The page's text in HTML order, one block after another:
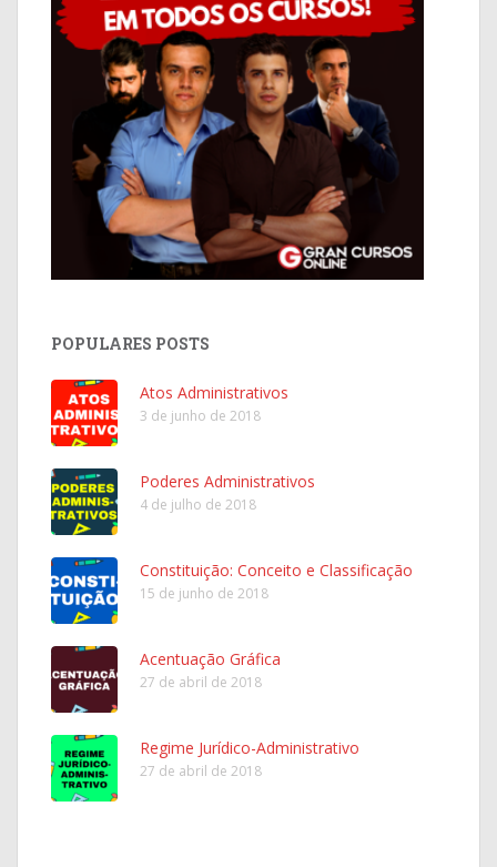
POPULARES POSTS
Atos Administrativos
3 de junho de 2018
Poderes Administrativos
4 de julho de 2018
Constituição: Conceito e Classificação
15 de junho de 2018
Acentuação Gráfica
27 de abril de 2018
Regime Jurídico-Administrativo
27 de abril de 2018